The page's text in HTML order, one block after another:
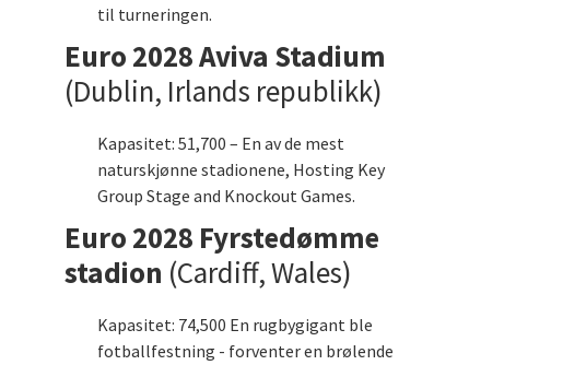
til turneringen.
Euro 2028 Aviva Stadium
(Dublin, Irlands republikk)
Kapasitet: 51,700 – En av de mest
naturskjønne stadionene, Hosting Key
Group Stage and Knockout Games.
Euro 2028 Fyrstedømme
stadion (Cardiff, Wales)
Kapasitet: 74,500 En rugbygigant ble
fotballfestning - forventer en brølende